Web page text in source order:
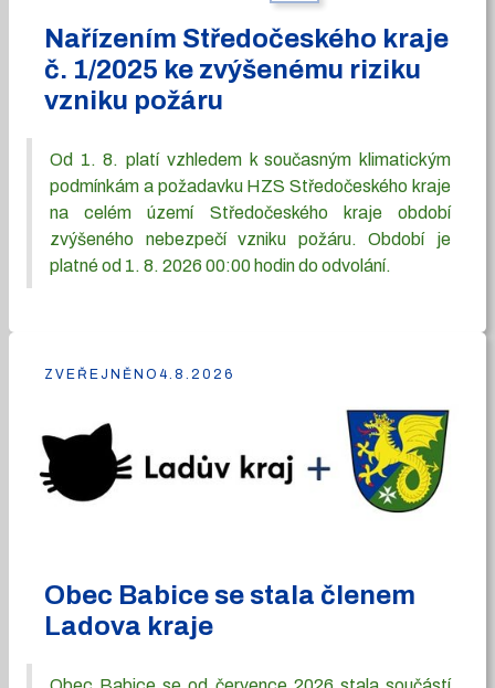
Nařízením Středočeského kraje
č. 1/2025 ke zvýšenému riziku
vzniku požáru
Od 1. 8. platí vzhledem k současným klimatickým
podmínkám a požadavku HZS Středočeského kraje
na celém území Středočeského kraje období
zvýšeného nebezpečí vzniku požáru. Období je
platné od 1. 8. 2026 00:00 hodin do odvolání.
Obec Babice se stala členem
Ladova kraje
ZVEŘEJNĚNO 4.8.2026